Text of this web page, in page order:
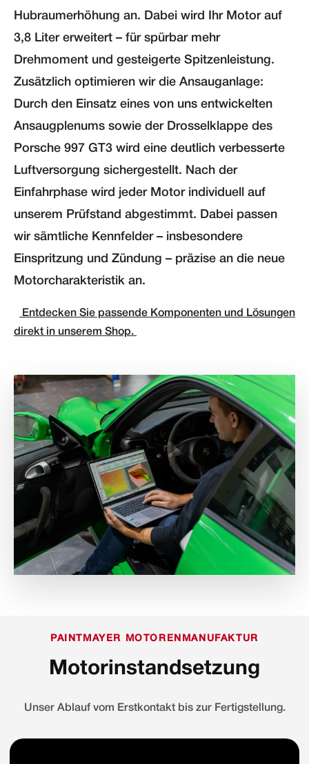
Hubraumerhöhung an. Dabei wird Ihr Motor auf
3,8 Liter erweitert – für spürbar mehr
Drehmoment und gesteigerte Spitzenleistung.
Zusätzlich optimieren wir die Ansauganlage:
Durch den Einsatz eines von uns entwickelten
Ansaugplenums sowie der Drosselklappe des
Porsche 997 GT3 wird eine deutlich verbesserte
Luftversorgung sichergestellt. Nach der
Einfahrphase wird jeder Motor individuell auf
unserem Prüfstand abgestimmt. Dabei passen
wir sämtliche Kennfelder – insbesondere
Einspritzung und Zündung – präzise an die neue
Motorcharakteristik an.
Entdecken Sie passende Komponenten und Lösungen
direkt in unserem Shop.
PAINTMAYER MOTORENMANUFAKTUR
Motorinstandsetzung
Unser Ablauf vom Erstkontakt bis zur Fertigstellung.